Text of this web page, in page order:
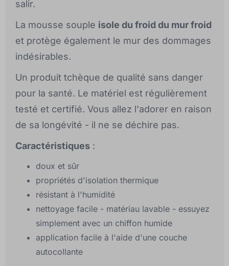
salir.
La mousse souple isole du froid du mur froid
et protège également le mur des dommages
indésirables.
Un produit tchèque de qualité sans danger
pour la santé. Le matériel est régulièrement
testé et certifié. Vous allez l'adorer en raison
de sa longévité - il ne se déchire pas.
Caractéristiques :
doux et sûr
propriétés d'isolation thermique
résistant à l'humidité
nettoyage facile - matériau lavable - essuyez
simplement avec un chiffon humide
application facile à l'aide d'une couche
autocollante